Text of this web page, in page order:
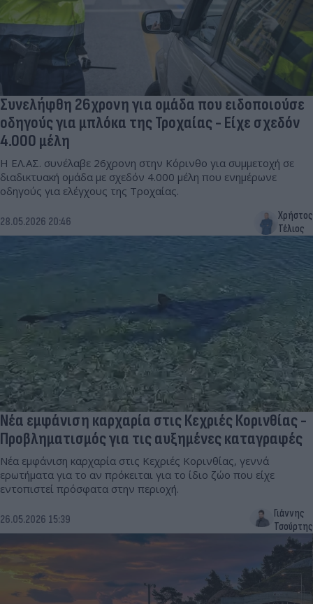
Συνελήφθη 26χρονη για ομάδα που ειδοποιούσε
οδηγούς για μπλόκα της Τροχαίας - Είχε σχεδόν
4.000 μέλη
Η ΕΛ.ΑΣ. συνέλαβε 26χρονη στην Κόρινθο για συμμετοχή σε
διαδικτυακή ομάδα με σχεδόν 4.000 μέλη που ενημέρωνε
οδηγούς για ελέγχους της Τροχαίας.
28.05.2026 20:46
Χρήστος
Τέλιος
Νέα εμφάνιση καρχαρία στις Κεχριές Κορινθίας -
Προβληματισμός για τις αυξημένες καταγραφές
Νέα εμφάνιση καρχαρία στις Κεχριές Κορινθίας, γεννά
ερωτήματα για το αν πρόκειται για το ίδιο ζώο που είχε
εντοπιστεί πρόσφατα στην περιοχή.
26.05.2026 15:39
Γιάννης
Τσούρτης